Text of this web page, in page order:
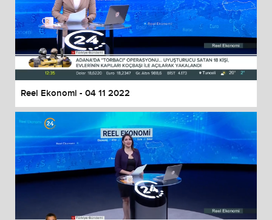
Reel Ekonomi - 04 11 2022